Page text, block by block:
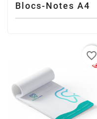
Blocs-Notes A4
favorite_border